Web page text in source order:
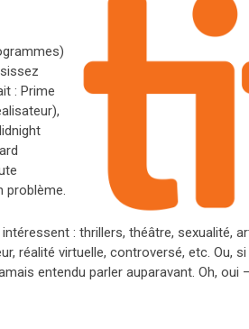
: Prime
problème.
: thrillers, théâtre, sexualité,
réalité virtuelle, controversé, etc. Ou,
entendu parler auparavant. Oh, oui